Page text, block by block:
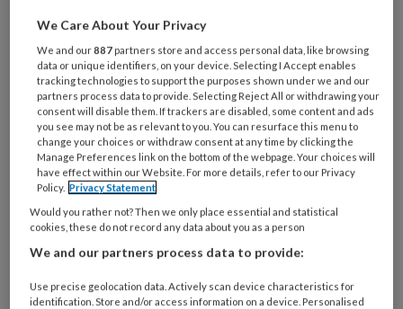
Wil je dit artikel lezen?
Maak gratis een account aan en lees 2
artikelen gratis per maand
Al een account of abonnement?Log dan in
Wat
is
je
e-
* *
Kies
wachtwoord* *
We Care About Your Privacy
We and our887 partners store and access personal data, like browsing
data or unique identifiers, on your device. Selecting I Accept enables
tracking technologies to support the purposes shown under we and our
partners process data to provide. Selecting Reject All or withdrawing your
consent will disable them. If trackers are disabled, some content and ads
you see may not be as relevant to you. You can resurface this menu to
change your choices or withdraw consent at any time by clicking the
Manage Preferences link on the bottom of the webpage. Your choices will
have effect within our Website. For more details, refer to our Privacy
Policy. Privacy Statement
Would you rather not? Then we only place essential and statistical
cookies, these do not record any data about you as a person
We and our partners process data to provide:
Use precise geolocation data. Actively scan device characteristics for
identification. Store and/or access information on a device. Personalised